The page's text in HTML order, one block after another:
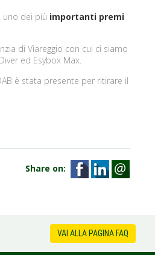
uno dei più importanti premi
di Viareggio con cui ci siamo
ed Esybox Max.
è stata presente per ritirare il
Share on:
VAI ALLA PAGINA FAQ